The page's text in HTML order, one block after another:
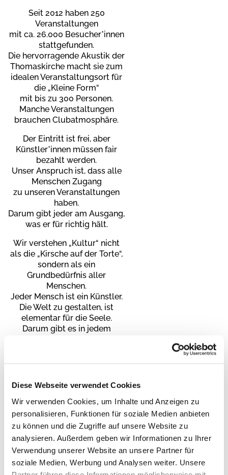
Diese Webseite verwendet Cookies
Wir verwenden Cookies, um Inhalte und Anzeigen zu
personalisieren, Funktionen für soziale Medien anbieten
zu können und die Zugriffe auf unsere Website zu
analysieren. Außerdem geben wir Informationen zu Ihrer
Verwendung unserer Website an unsere Partner für
soziale Medien, Werbung und Analysen weiter. Unsere
Seit 2012 haben 250
Veranstaltungen
mit ca. 26.000 Besucher*innen
stattgefunden.
Die hervorragende Akustik der
Thomaskirche macht sie zum
idealen Veranstaltungsortfür
die „Kleine Form“
mit bis zu 300 Personen.
Manche Veranstaltungen
brauchen Clubatmosphäre.
Der Eintritt ist frei, aber
Künstler*innen müssen fair
bezahlt werden.
Unser Anspruch ist, dass alle
Menschen Zugang
zu unseren Veranstaltungen
haben.
Darum gibt jeder am Ausgang,
was er für richtig hält.
Wir verstehen „Kultur“ nicht
als die „Kirsche auf der Torte“,
sondern als ein
Grundbedürfnis aller
Menschen.
Jeder Mensch ist ein Künstler.
Die Welt zu gestalten, ist
elementar für die Seele.
Darum gibt es in jedem
Wichtig sind die Gespräche
in den Pausen.
Ein Ort für Begegnungen,
Zweifel (wie bei Thomas!) und
neue Ideen.
Pfarrer Carsten Dietrich
Arbeitskreis